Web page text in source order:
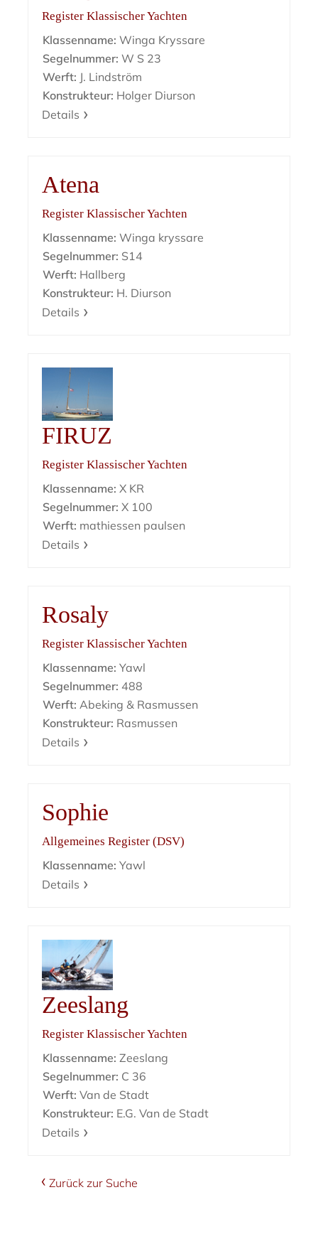
Register Klassischer Yachten
Klassenname: Winga Kryssare
Segelnummer: W S 23
Werft: J. Lindström
Konstrukteur: Holger Diurson
Details
Atena
Register Klassischer Yachten
Klassenname: Winga kryssare
Segelnummer: S14
Werft: Hallberg
Konstrukteur: H. Diurson
Details
FIRUZ
Register Klassischer Yachten
Klassenname: X KR
Segelnummer: X 100
Werft: mathiessen paulsen
Details
Rosaly
Register Klassischer Yachten
Klassenname: Yawl
Segelnummer: 488
Werft: Abeking & Rasmussen
Konstrukteur: Rasmussen
Details
Sophie
Allgemeines Register (DSV)
Klassenname: Yawl
Details
Zeeslang
Register Klassischer Yachten
Klassenname: Zeeslang
Segelnummer: C 36
Werft: Van de Stadt
Konstrukteur: E.G. Van de Stadt
Details
Zurück zur Suche